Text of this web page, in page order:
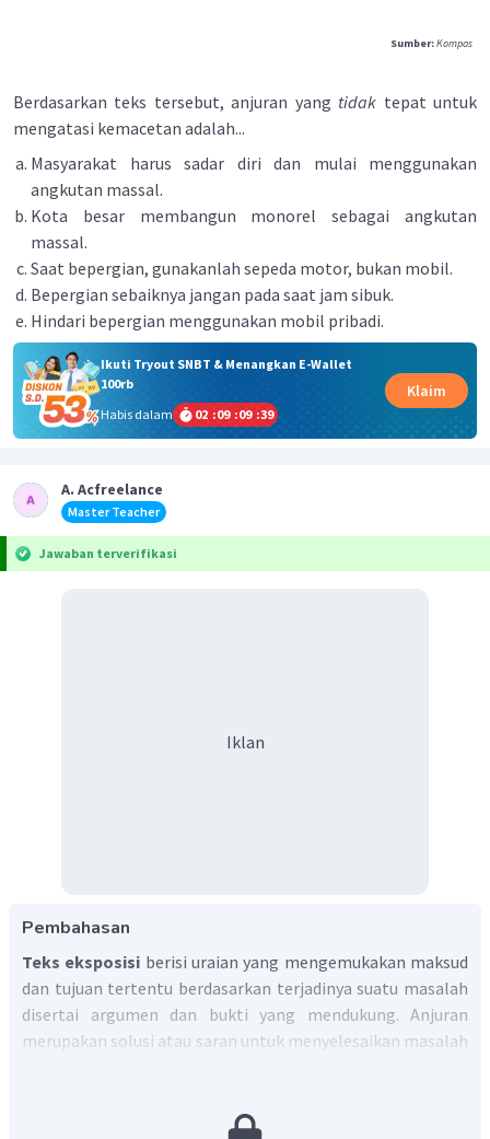
Sumber:Kompas
Berdasarkan teks tersebut, anjuran yang tidak tepat untuk
mengatasi kemacetan adalah...
Masyarakat harus sadar diri dan mulai menggunakan
angkutan massal.
Kota besar membangun monorel sebagai angkutan
massal.
Saat bepergian, gunakanlah sepeda motor, bukan mobil.
Bepergian sebaiknya jangan pada saat jam sibuk.
Hindari bepergian menggunakan mobil pribadi.
Ikuti Tryout SNBT & Menangkan E-Wallet
100rb
Habis dalam
02 :09 :09 :39
Klaim
A. Acfreelance
Master Teacher
Jawaban terverifikasi
Iklan
Pembahasan
Teks eksposisi berisi uraian yang mengemukakan maksud
dan tujuan tertentu berdasarkan terjadinya suatu masalah
disertai argumen dan bukti yang mendukung. Anjuran
merupakan solusi atau saran untuk menyelesaikan masalah
Berdasarkan teks tersebut, anjuran yang tidak tepat untuk